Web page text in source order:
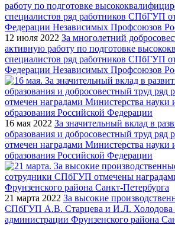
12 июля 2022 За многолетний
активную работу по подготовке
специалистов ряд работников СПбГУП
Федерации Независимых Профсоюзов
16 мая 2022 За значительный вклад в
образования и добросовестный труд
отмечен наградами Министерства науки
образования Российской Федерации
21 марта 2022 За высокие
СПбГУП А.В. Старцева и И.Л. Холодова
администрации Фрунзенского района